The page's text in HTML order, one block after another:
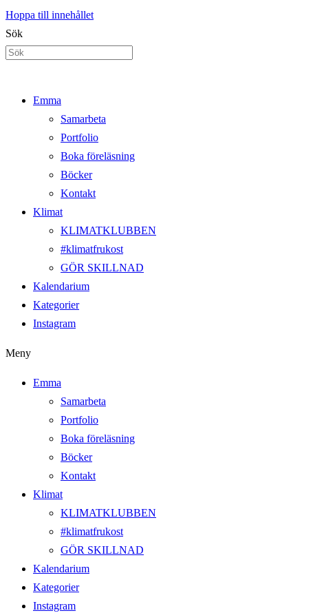
Hoppa till innehållet
Sök
Emma
Samarbeta
Portfolio
Boka föreläsning
Böcker
Kontakt
Klimat
KLIMATKLUBBEN
#klimatfrukost
GÖR SKILLNAD
Kalendarium
Kategorier
Instagram
Meny
Emma
Samarbeta
Portfolio
Boka föreläsning
Böcker
Kontakt
Klimat
KLIMATKLUBBEN
#klimatfrukost
GÖR SKILLNAD
Kalendarium
Kategorier
Instagram